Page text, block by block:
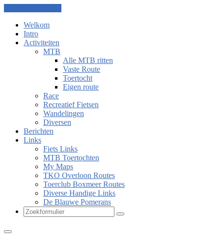
Welkom
Intro
Activiteiten
MTB
Alle MTB ritten
Vaste Route
Toertocht
Eigen route
Race
Recreatief Fietsen
Wandelingen
Diversen
Berichten
Links
Fiets Links
MTB Toertochten
My Maps
TKO Overloon Routes
Toerclub Boxmeer Routes
Diverse Handige Links
De Blauwe Pomerans
Zoeken